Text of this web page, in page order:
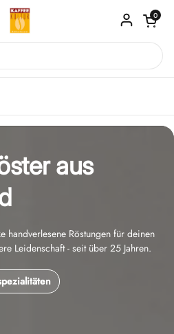
Warenkorb
0
aus
handverlesene Röstungen für deinen
Leidenschaft - seit über 25 Jahren.